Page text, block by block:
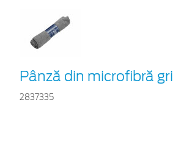
Pânză din microfibră gri
2837335